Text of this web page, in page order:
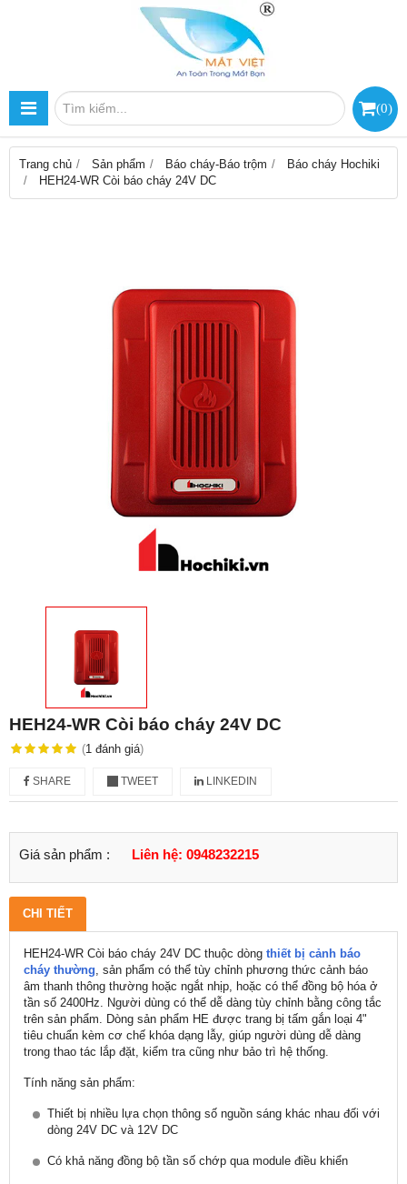
(0)
Trang chủ Sản phẩm Báo cháy-Báo trộm
Báo cháy Hochiki
HEH24-WR Còi báo cháy 24V DC
HEH24-WR Còi báo cháy 24V DC
(1 đánh giá)
SHARE TWEET LINKEDIN
Giá sản phẩm : Liên hệ: 0948232215
CHI TIẾT
HEH24-WR Còi báo cháy 24V DC thuộc dòng thiết bị cảnh báo
cháy thường, sản phẩm có thể tùy chỉnh phương thức cảnh báo
âm thanh thông thường hoặc ngắt nhịp, hoặc có thể đồng bộ hóa ở
tần số 2400Hz. Người dùng có thể dễ dàng tùy chỉnh bằng công tắc
trên sản phẩm. Dòng sản phẩm HE được trang bị tấm gắn loại 4"
tiêu chuẩn kèm cơ chế khóa dạng lẫy, giúp người dùng dễ dàng
trong thao tác lắp đặt, kiểm tra cũng như bảo trì hệ thống.
Tính năng sản phẩm:
Thiết bị nhiều lựa chọn thông số nguồn sáng khác nhau đối với
dòng 24V DC và 12V DC
Có khả năng đồng bộ tần số chớp qua module điều khiển